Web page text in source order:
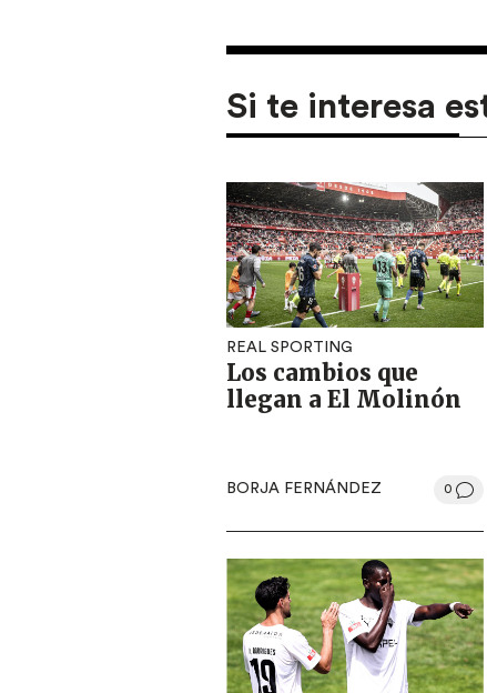
Si te interesa
REAL SPORTING
Los cambios que
llegan a El Molinón
BORJA FERNÁNDEZ 0